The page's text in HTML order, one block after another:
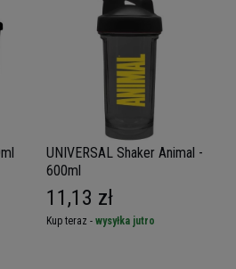
UNIVERSAL Shaker Animal -
600ml
11,13 zł
Kup teraz - wysyłka jutro